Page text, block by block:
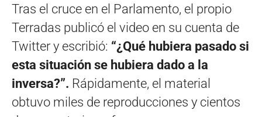
Tras el cruce en el Parlamento, el propio
Terradas publicó el video en su cuenta de
Twitter y escribió: “¿Qué hubiera pasado si
esta situación se hubiera dado a la
inversa?”. Rápidamente, el material
obtuvo miles de reproducciones y cientos